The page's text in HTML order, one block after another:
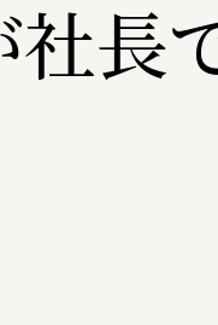
長